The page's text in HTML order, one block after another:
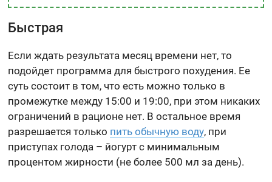
Быстрая
Если ждать результата месяц времени нет, то
подойдет программа для быстрого похудения. Ее
суть состоит в том, что есть можно только в
промежутке между 15:00 и 19:00, при этом никаких
ограничений в рационе нет. В остальное время
разрешается только пить обычную воду, при
приступах голода – йогурт с минимальным
процентом жирности (не более 500 мл за день).